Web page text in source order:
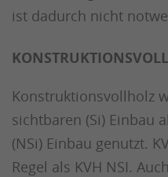
ist dadurch nicht
Konstruktionsvollholz
sichtbaren (Si) Einbau
(NSi) Einbau genutzt.
Regel als KVH NSI.